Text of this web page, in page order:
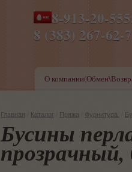
8-913-20-
8 (383) 267-
ПН-ПТ 8-17,СБ-ВС 9-
О
Главная Каталог Пряжа Фурнитура
Бусины
прозрачный,